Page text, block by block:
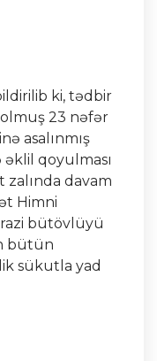
ki, tədbir
23 nəfər
asalınmış
qoyulması
zalında davam
Himni
bütövlüyü
bütün
sükutla yad